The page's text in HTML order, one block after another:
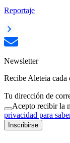
Reportaje
Newsletter
Recibe Aleteia cada
Tu dirección de
Acepto recibir la
privacidad para
Inscribirse